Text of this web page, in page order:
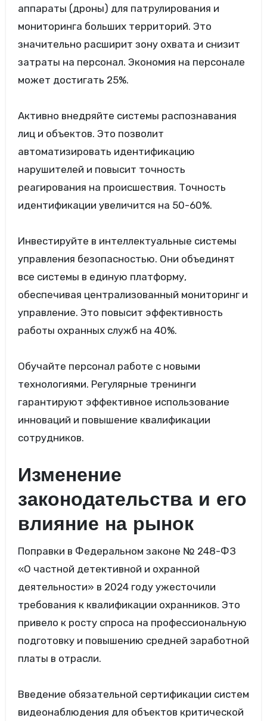
аппараты (дроны) для патрулирования и
мониторинга больших территорий. Это
значительно расширит зону охвата и снизит
затраты на персонал. Экономия на персонале
может достигать 25%.
Активно внедряйте системы распознавания
лиц и объектов. Это позволит
автоматизировать идентификацию
нарушителей и повысит точность
реагирования на происшествия. Точность
идентификации увеличится на 50-60%.
Инвестируйте в интеллектуальные системы
управления безопасностью. Они объединят
все системы в единую платформу,
обеспечивая централизованный мониторинг и
управление. Это повысит эффективность
работы охранных служб на 40%.
Обучайте персонал работе с новыми
технологиями. Регулярные тренинги
гарантируют эффективное использование
инноваций и повышение квалификации
сотрудников.
Изменение
законодательства и его
влияние на рынок
Поправки в Федеральном законе № 248-ФЗ
«О частной детективной и охранной
деятельности» в 2024 году ужесточили
требования к квалификации охранников. Это
привело к росту спроса на профессиональную
подготовку и повышению средней заработной
платы в отрасли.
Введение обязательной сертификации систем
видеонаблюдения для объектов критической